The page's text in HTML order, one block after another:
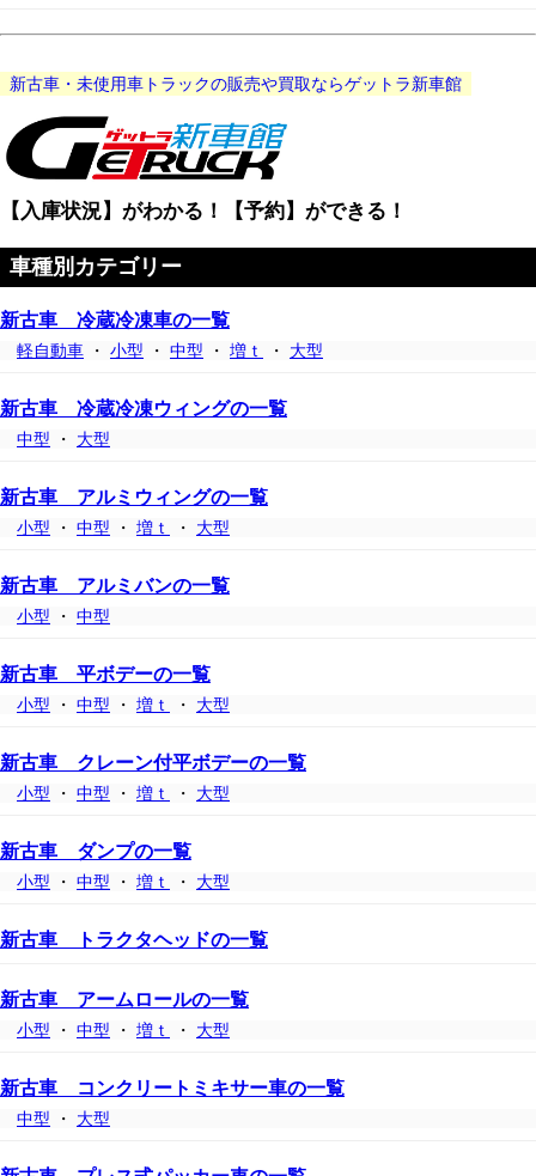
新古車・未使用車トラックの販売や買取ならゲットラ新車館
【入庫状況】がわかる！【予約】ができる！
車種別カテゴリー
新古車 冷蔵冷凍車の一覧
軽自動車 ・ 小型 ・ 中型 ・ 増ｔ ・ 大型
新古車 冷蔵冷凍ウィングの一覧
中型 ・ 大型
新古車 アルミウィングの一覧
小型 ・ 中型 ・ 増ｔ ・ 大型
新古車 アルミバンの一覧
小型 ・ 中型
新古車 平ボデーの一覧
小型 ・ 中型 ・ 増ｔ ・ 大型
新古車 クレーン付平ボデーの一覧
小型 ・ 中型 ・ 増ｔ ・ 大型
新古車 ダンプの一覧
小型 ・ 中型 ・ 増ｔ ・ 大型
新古車 トラクタヘッドの一覧
新古車 アームロールの一覧
小型 ・ 中型 ・ 増ｔ ・ 大型
新古車 コンクリートミキサー車の一覧
中型 ・ 大型